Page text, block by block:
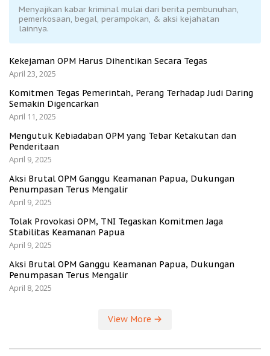
Menyajikan kabar kriminal mulai dari berita pembunuhan,
pemerkosaan, begal, perampokan, & aksi kejahatan
lainnya.
Kekejaman OPM Harus Dihentikan Secara Tegas
April 23, 2025
Komitmen Tegas Pemerintah, Perang Terhadap Judi Daring
Semakin Digencarkan
April 11, 2025
Mengutuk Kebiadaban OPM yang Tebar Ketakutan dan
Penderitaan
April 9, 2025
Aksi Brutal OPM Ganggu Keamanan Papua, Dukungan
Penumpasan Terus Mengalir
April 9, 2025
Tolak Provokasi OPM, TNI Tegaskan Komitmen Jaga
Stabilitas Keamanan Papua
April 9, 2025
Aksi Brutal OPM Ganggu Keamanan Papua, Dukungan
Penumpasan Terus Mengalir
April 8, 2025
View More